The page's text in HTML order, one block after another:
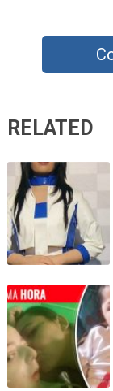
RELATED